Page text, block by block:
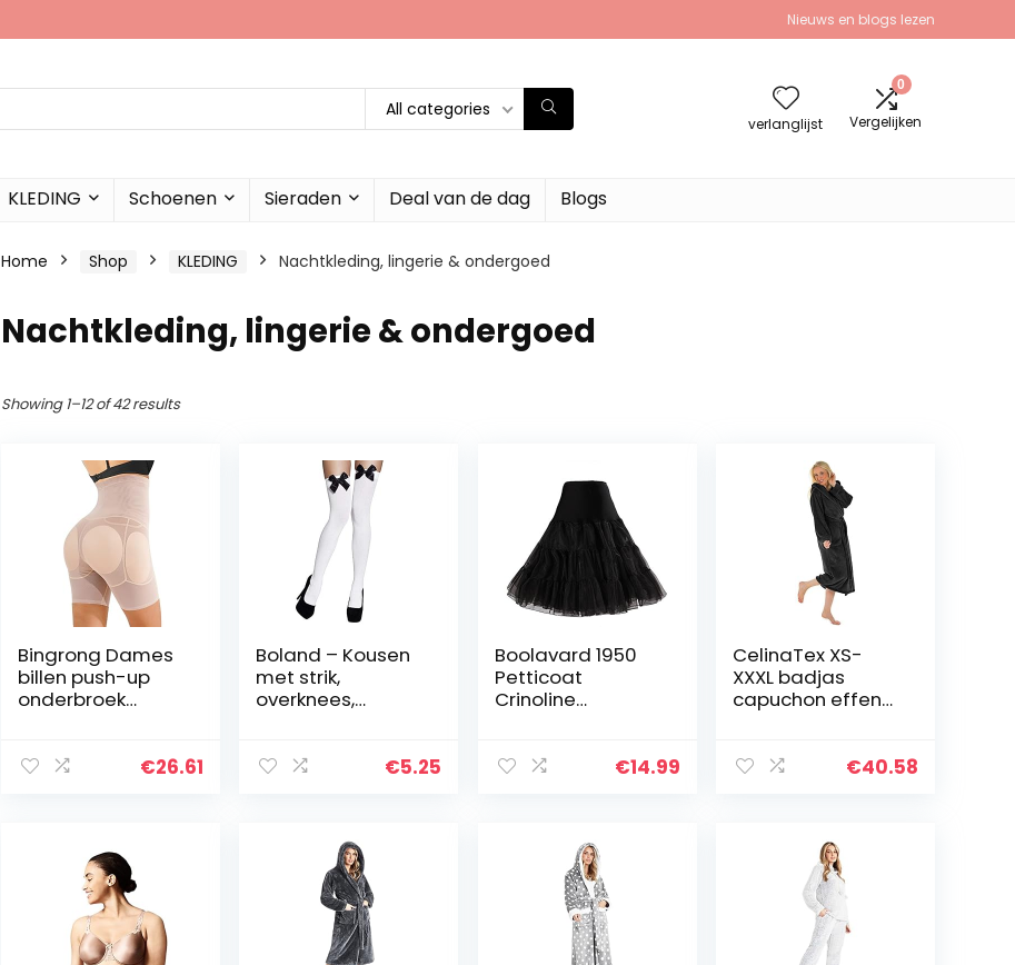
Nieuws en blogs lezen
All categories
verlanglijst
0
Vergelijken
KLEDING Schoenen Sieraden Deal van de dag Blogs
Home Shop KLEDING Nachtkleding, lingerie & ondergoed
Nachtkleding, lingerie & ondergoed
Showing 1–12 of 42 results
Bingrong Dames
billen push-up
onderbroek
been billen lift€26.61
Boland – Kousen
met strik,
overknees,
carnaval,
€5.25
Boolavard 1950
Petticoat
Crinoline
€14.99
CelinaTex XS-
XXXL badjas
capuchon effen
steekzakken voor
€40.58